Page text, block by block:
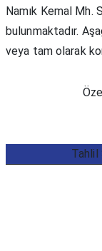
Namık Kemal Mh.
bulunmaktadır.
veya tam olarak
Tahlil